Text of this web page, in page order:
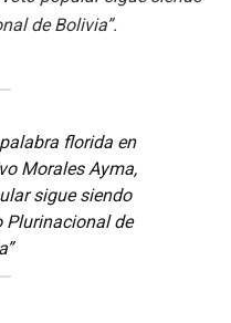
de Bolivia”.
florida en
Morales Ayma,
sigue siendo
Plurinacional de